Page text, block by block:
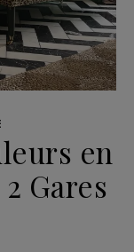
en
Gares